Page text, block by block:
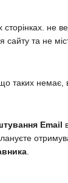
не
сайту та не
немає,
Email